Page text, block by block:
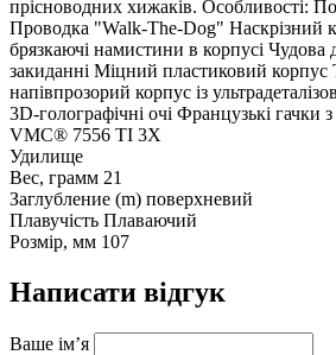
прісноводних хижаків. Особливості:
Проводка "Walk-The-Dog" Наскрізний
брязкаючі намистини в корпусі Чудова
закиданні Міцний пластиковий корпус
напівпрозорий корпус із
3D-голографічні очі Французькі гачки з
VMC® 7556 TI 3X
Удилище
Вес, грамм 21
Заглубление (m) поверхневий
Плавучість Плаваючий
Розмір, мм 107
Написати відгук
Ваше ім’я